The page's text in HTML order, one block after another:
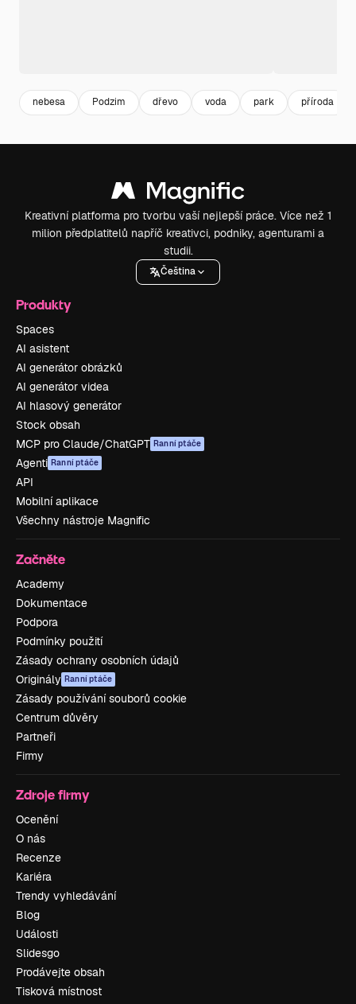
nebesa Podzim dřevo voda park příroda
Kreativní platforma pro tvorbu vaší nejlepší práce. Více než 1
milion předplatitelů napříč kreativci, podniky, agenturami a
studii.
Čeština
Produkty
Spaces
AI asistent
AI generátor obrázků
AI generátor videa
AI hlasový generátor
Stock obsah
MCP pro Claude/ChatGPT Ranní ptáče
Agenti Ranní ptáče
API
Mobilní aplikace
Všechny nástroje Magnific
Začněte
Academy
Dokumentace
Podpora
Podmínky použití
Zásady ochrany osobních údajů
Originály Ranní ptáče
Zásady používání souborů cookie
Centrum důvěry
Partneři
Firmy
Zdroje firmy
Ocenění
O nás
Recenze
Kariéra
Trendy vyhledávání
Blog
Události
Slidesgo
Prodávejte obsah
Tisková místnost